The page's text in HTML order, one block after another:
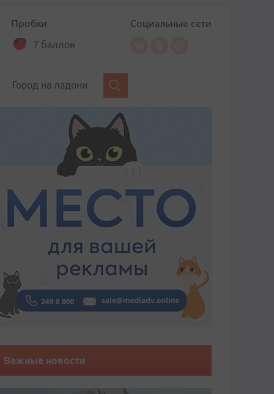
Пробки
7 баллов
Социальные сети
Город на ладони
Важные новости